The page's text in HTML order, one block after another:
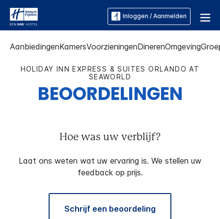
Inloggen / Aanmelden
AanbiedingenKamersVoorzieningenDinerenOmgeving
HOLIDAY INN EXPRESS & SUITES ORLANDO AT
SEAWORLD
BEOORDELINGEN
Hoe was uw verblijf?
Laat ons weten wat uw ervaring is. We stellen uw
feedback op prijs.
Schrijf een beoordeling